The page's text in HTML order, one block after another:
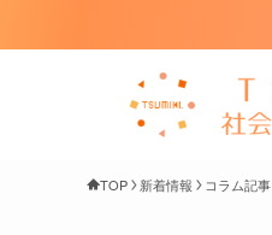
TOP 新着情報 コラム記事